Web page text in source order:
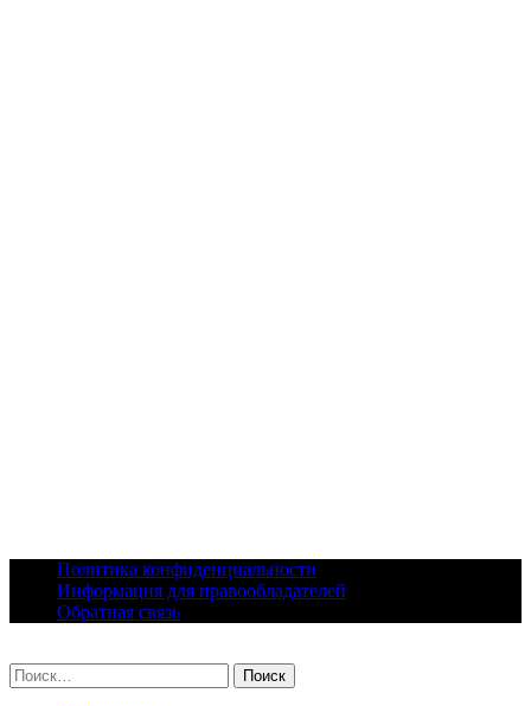
content
Политика конфиденциальности
Информация для правообладателей
Обратная связь
Найти: